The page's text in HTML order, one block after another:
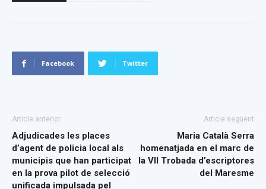
Facebook Twitter
Article anterior
Adjudicades les places
d’agent de policia local als
municipis que han participat
en la prova pilot de selecció
unificada impulsada pel
Article següent
Maria Català Serra
homenatjada en el marc de
la VII Trobada d’escriptores
del Maresme